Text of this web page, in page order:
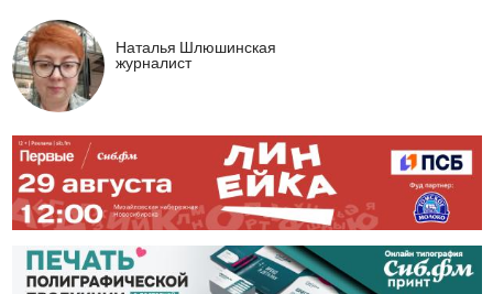
Наталья Шлюшинская
журналист